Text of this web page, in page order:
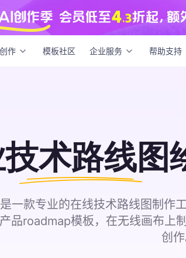
作 模板社区 企业服务 帮助支持
技术路线图
一款专业的在线技术路线图制作
品roadmap模板，在无线画布上
创作